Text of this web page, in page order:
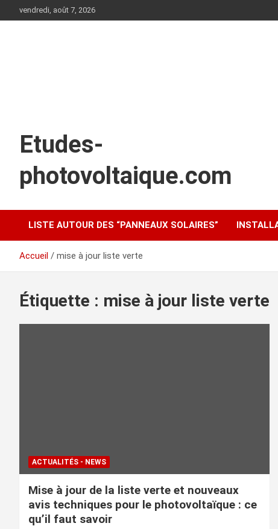
au
vendredi, août 7, 2026
Etudes-
photovoltaique.com
LISTE AUTOUR DES “PANNEAUX SOLAIRES”
Accueil mise à jour liste verte
Étiquette : mise à jour liste verte
ACTUALITÉS - NEWS
Mise à jour de la liste verte et nouveaux
avis techniques pour le photovoltaïque : ce
qu’il faut savoir